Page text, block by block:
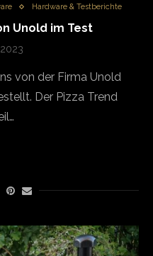
Hardware & Testberichte
Unold im Test
von der Firma Unold
Der Pizza Trend